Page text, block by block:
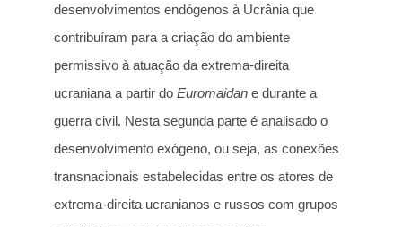
desenvolvimentos endógenos à Ucrânia que
contribuíram para a criação do ambiente
permissivo à atuação da extrema-direita
ucraniana a partir do Euromaidan e durante a
guerra civil. Nesta segunda parte é analisado o
desenvolvimento exógeno, ou seja, as conexões
transnacionais estabelecidas entre os atores de
extrema-direita ucranianos e russos com grupos